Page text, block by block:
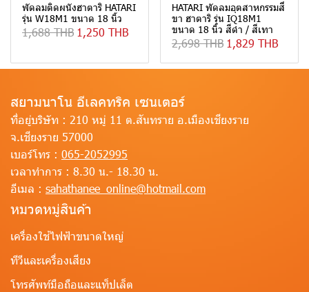
พัดลมติดผนังฮาตาริ HATARI
รุ่น W18M1 ขนาด 18 นิ้ว
1,688 THB 1,250 THB
HATARI พัดลมอุตสาหกรรมสี่
ขา ฮาตาริ รุ่น IQ18M1
ขนาด 18 นิ้ว สีดำ / สีเทา
2,698 THB 1,829 THB
สยามนาโน อีเลคทริค เซนเตอร์
ที่อยู่บริษัท : 210 หมู่ 11 ต.สันทราย อ.เมืองเชียงราย
จ.เชียงราย 57000
เบอร์โทร : 065-2052995
เวลาทำการ : 8.30 น.- 18.30 น.
อีเมล : sahathanee_online@hotmail.com
หมวดหมู่สินค้า
เครื่องใช้ไฟฟ้าขนาดใหญ่
ทีวีและเครื่องเสียง
โทรศัพท์มือถือและแท็ปเล็ต